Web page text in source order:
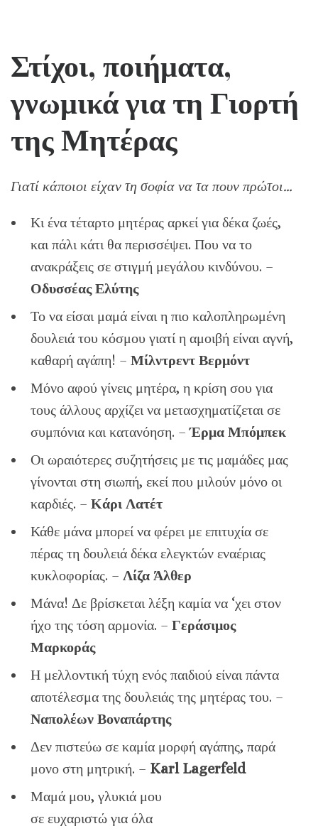
Στίχοι, ποιήματα,
γνωμικά για τη Γιορτή
της Μητέρας
Γιατί κάποιοι είχαν τη σοφία να τα πουν πρώτοι…
Κι ένα τέταρτο μητέρας αρκεί για δέκα ζωές,
και πάλι κάτι θα περισσέψει. Που να το
ανακράξεις σε στιγμή μεγάλου κινδύνου. –
Οδυσσέας Ελύτης
Το να είσαι μαμά είναι η πιο καλοπληρωμένη
δουλειά του κόσμου γιατί η αμοιβή είναι αγνή,
καθαρή αγάπη! –Μίλντρεντ Βερμόντ
Μόνο αφού γίνεις μητέρα, η κρίση σου για
τους άλλους αρχίζει να μετασχηματίζεται σε
συμπόνια και κατανόηση. – Έρμα Μπόμπεκ
Οι ωραιότερες συζητήσεις με τις μαμάδες μας
γίνονται στη σιωπή, εκεί που μιλούν μόνο οι
καρδιές. – Κάρι Λατέτ
Κάθε μάνα μπορεί να φέρει με επιτυχία σε
πέρας τη δουλειά δέκα ελεγκτών εναέριας
κυκλοφορίας. – Λίζα Άλθερ
Μάνα! Δε βρίσκεται λέξη καμία να ‘χει στον
ήχο της τόση αρμονία. –Γεράσιμος
Μαρκοράς
Η μελλοντική τύχη ενός παιδιού είναι πάντα
αποτέλεσμα της δουλειάς της μητέρας του. –
Ναπολέων Βοναπάρτης
Δεν πιστεύω σε καμία μορφή αγάπης, παρά
μονο στη μητρική. – Karl Lagerfeld
Μαμά μου, γλυκιά μου
σε ευχαριστώ για όλα